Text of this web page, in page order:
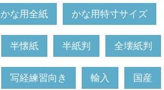
かな用全紙 かな用特寸サイズ
半懐紙 半紙判 全壊紙判
写経練習向き 輸入 国産